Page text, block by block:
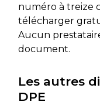
numéro à treize
télécharger
Aucun
document.
Les autres
DPE